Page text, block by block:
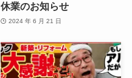
休業のお知らせ
2024 年 6 月 21 日